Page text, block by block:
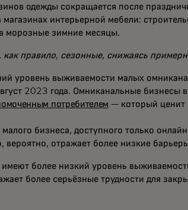
одежды сокращается после
магазинах интерьерной мебели:
морозные зимние месяцы.
правило, сезонные, снижаясь
уровень выживаемости малых
2023 года. Омниканальные бизнесы
потребителем — который
бизнеса, доступного только
отражает более низкие
более низкий уровень
более серьёзные трудности для